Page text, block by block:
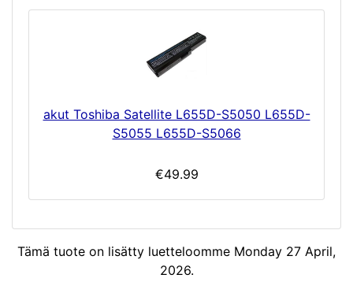
akut Toshiba Satellite L655D-S5050 L655D-
S5055 L655D-S5066
€49.99
Tämä tuote on lisätty luetteloomme Monday 27 April,
2026.